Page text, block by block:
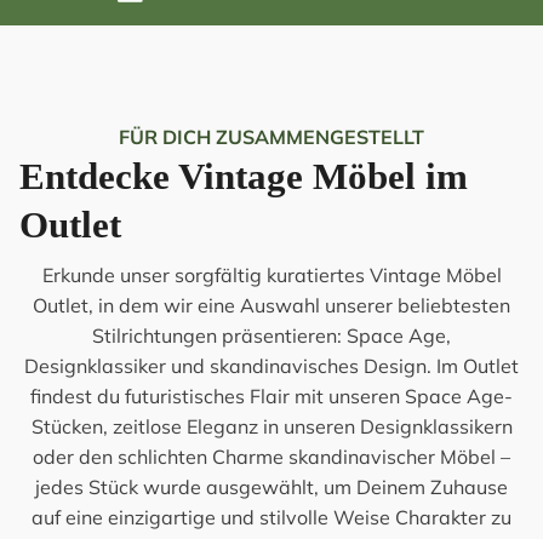
FÜR DICH ZUSAMMENGESTELLT
Entdecke Vintage Möbel im
Outlet
Erkunde unser sorgfältig kuratiertes Vintage Möbel
Outlet, in dem wir eine Auswahl unserer beliebtesten
Stilrichtungen präsentieren: Space Age,
Designklassiker und skandinavisches Design. Im Outlet
findest du futuristisches Flair mit unseren Space Age-
Stücken, zeitlose Eleganz in unseren Designklassikern
oder den schlichten Charme skandinavischer Möbel –
jedes Stück wurde ausgewählt, um Deinem Zuhause
auf eine einzigartige und stilvolle Weise Charakter zu